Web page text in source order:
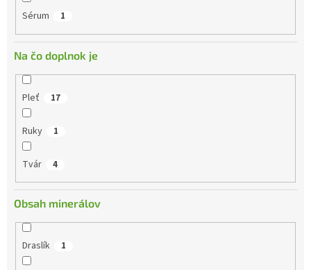
Sérum 1
Na čo doplnok je
Pleť 17
Ruky 1
Tvár 4
Obsah minerálov
Draslík 1